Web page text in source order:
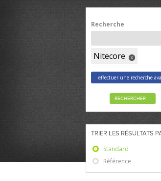
Recherche
Nitecore x
effectuer une recherche
RECHERCHER
TRIER LES RÉSULTATS
Standard
Référence